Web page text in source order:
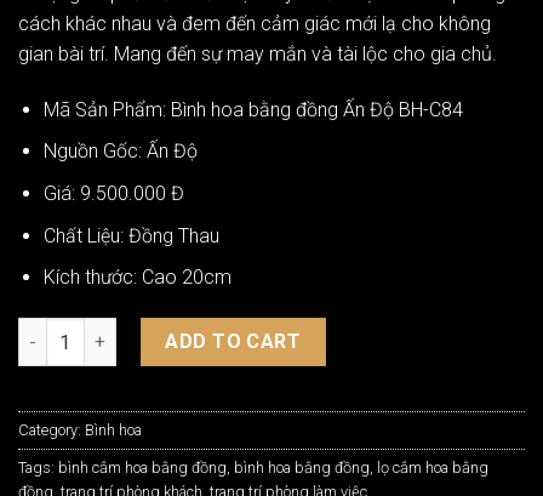
cách khác nhau và đem đến cảm giác mới lạ cho không
gian bài trí. Mang đến sự may mắn và tài lộc cho gia chủ.
Mã Sản Phẩm: Bình hoa bằng đồng Ấn Độ BH-C84
Nguồn Gốc: Ấn Độ
Giá: 9.500.000 Đ
Chất Liệu: Đồng Thau
Kích thước: Cao 20cm
Bình Hoa Bằng Đồng Ấn Độ Hút Tài Lộc BH-C84 quantity
ADD TO CART
Category: Bình hoa
Tags: bình cắm hoa bằng đồng bình hoa bằng đồng
lọ cắm hoa bằng
đồng trang trí phòng khách trang trí phòng làm việc